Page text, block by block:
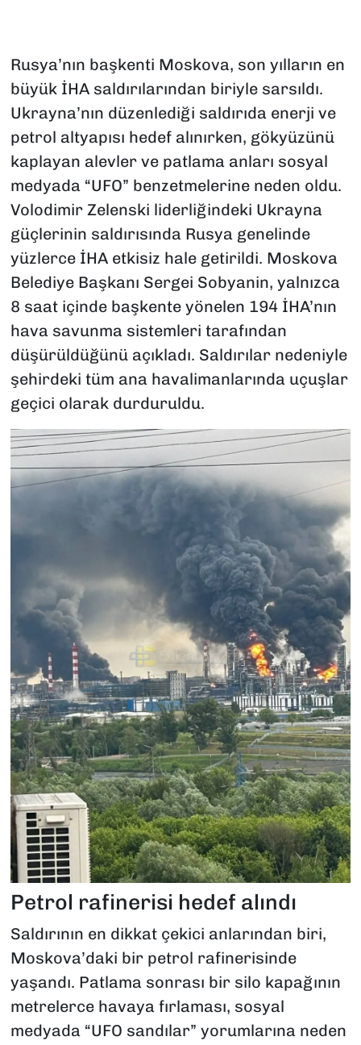
Rusya’nın başkenti Moskova, son yılların en
büyük İHA saldırılarından biriyle sarsıldı.
Ukrayna’nın düzenlediği saldırıda enerji ve
petrol altyapısı hedef alınırken, gökyüzünü
kaplayan alevler ve patlama anları sosyal
medyada “UFO” benzetmelerine neden oldu.
Volodimir Zelenski liderliğindeki Ukrayna
güçlerinin saldırısında Rusya genelinde
yüzlerce İHA etkisiz hale getirildi. Moskova
Belediye Başkanı Sergei Sobyanin, yalnızca
8 saat içinde başkente yönelen 194 İHA’nın
hava savunma sistemleri tarafından
düşürüldüğünü açıkladı. Saldırılar nedeniyle
şehirdeki tüm ana havalimanlarında uçuşlar
geçici olarak durduruldu.
Petrol rafinerisi hedef alındı
Saldırının en dikkat çekici anlarından biri,
Moskova’daki bir petrol rafinerisinde
yaşandı. Patlama sonrası bir silo kapağının
metrelerce havaya fırlaması, sosyal
medyada “UFO sandılar” yorumlarına neden